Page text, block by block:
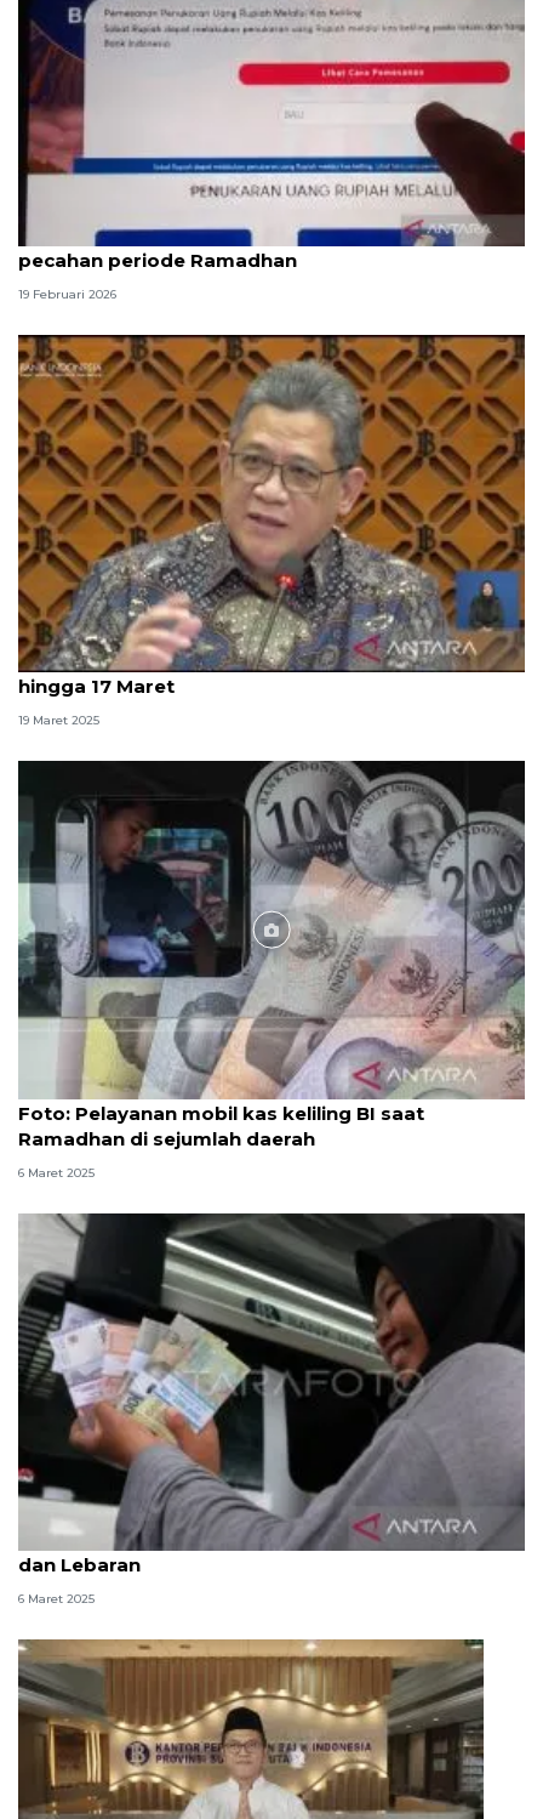
BI Bali gandeng enam bank layani tukar uang
pecahan periode Ramadhan
19 Februari 2026
BI: Realisasi penukaran uang Lebaran Rp67,1 triliun
hingga 17 Maret
19 Maret 2025
Foto: Pelayanan mobil kas keliling BI saat
Ramadhan di sejumlah daerah
6 Maret 2025
BI Bali buka penukaran uang rupiah jelang Nyepi
dan Lebaran
6 Maret 2025